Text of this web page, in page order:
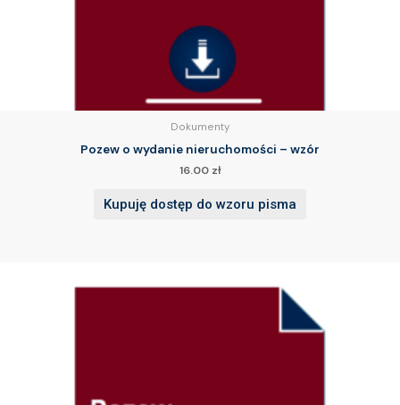
Dokumenty
Pozew o wydanie nieruchomości – wzór
16.00 zł
Kupuję dostęp do wzoru pisma